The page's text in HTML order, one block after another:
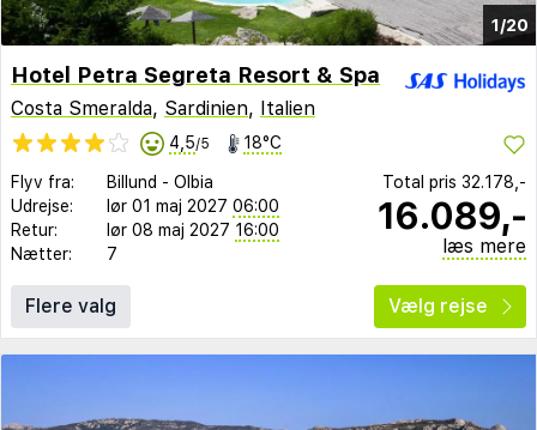
1/20
Hotel Petra Segreta Resort & Spa
Costa Smeralda, Sardinien, Italien
4,5/5 18°C
Flyv fra: Billund - Olbia
Udrejse:
lør 01 maj 2027 06:00
Retur:
lør 08 maj 2027 16:00
Nætter:
7
Total pris 32.178,-
16.089,-
læs mere
Flere valg Vælg rejse